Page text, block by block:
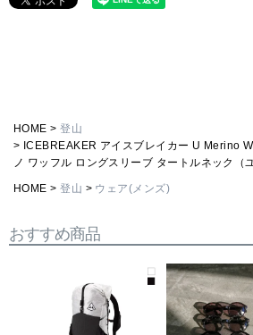
HOME
登山
ICEBREAKER アイスブレイカー U Merino
ノ ワッフル ロングスリーブ タートルネック（
HOME 登山 ウェア(メンズ)
おすすめ商品